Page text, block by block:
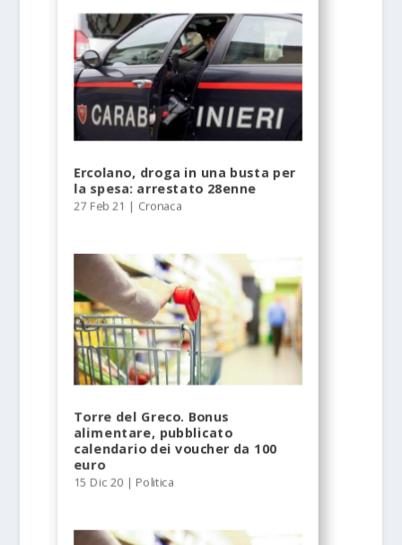
Ercolano, droga in una busta per
la spesa: arrestato 28enne
27 Feb 21 | Cronaca
Torre del Greco. Bonus
alimentare, pubblicato
calendario dei voucher da 100
euro
15 Dic 20 | Politica